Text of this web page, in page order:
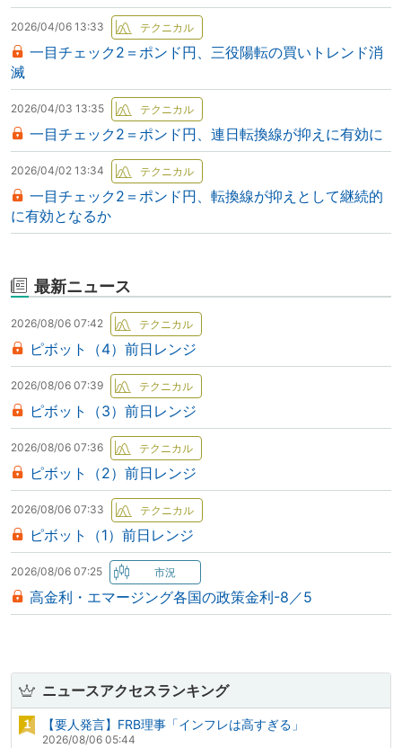
2026/04/06 13:33
一目チェック2＝ポンド円、三役陽転の買いトレンド消
滅
2026/04/03 13:35
一目チェック2＝ポンド円、連日転換線が抑えに有効に
2026/04/02 13:34
一目チェック2＝ポンド円、転換線が抑えとして継続的
に有効となるか
最新ニュース
2026/08/06 07:42
ピボット（4）前日レンジ
2026/08/06 07:39
ピボット（3）前日レンジ
2026/08/06 07:36
ピボット（2）前日レンジ
2026/08/06 07:33
ピボット（1）前日レンジ
2026/08/06 07:25
高金利・エマージング各国の政策金利-8／5
ニュースアクセスランキング
【要人発言】FRB理事「インフレは高すぎる」
2026/08/06 05:44